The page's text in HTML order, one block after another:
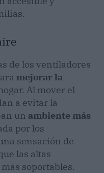
de los ventiladores
mejorar la
Al mover el
a evitar la
un ambiente más
por los
sensación de
las altas
soportables.